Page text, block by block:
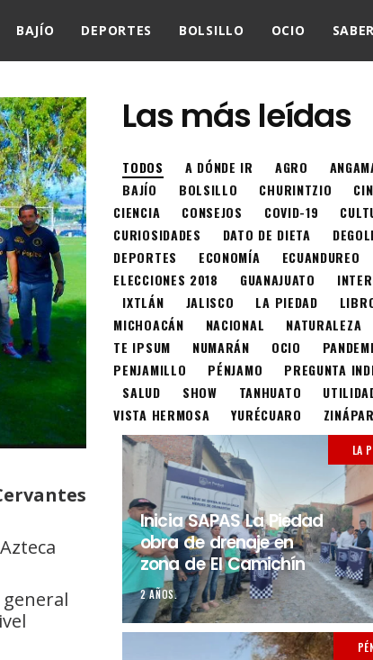
BAJÍO DEPORTES BOLSILLO OCIO SABER
Las más leídas
TODOS A DÓNDE IR AGRO
BAJÍO
BOLSILLO CHURINTZIO
CIENCIA
CONSEJOS COVID-19
CURIOSIDADES
DATO DE DIETA
DEPORTES
ECONOMÍA
ECUANDUREO
ELECCIONES 2018
GUANAJUATO
IXTLÁN
JALISCO LA PIEDAD
MICHOACÁN
NACIONAL NATURALEZA
TE IPSUM
NUMARÁN OCIO
PENJAMILLO
PÉNJAMO
PREGUNTA
SALUD
SHOW TANHUATO
VISTA HERMOSA
YURÉCUARO
LA
Inicia SAPAS La Piedad
obra de drenaje en
zona de El Camichín
2 AÑOS.